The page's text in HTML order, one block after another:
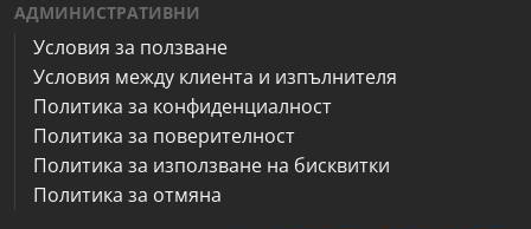
АДМИНИСТРАТИВНИ
Условия за ползване
Условия между клиента и изпълнителя
Политика за конфиденциалност
Политика за поверителност
Политика за използване на бисквитки
Политика за отмяна